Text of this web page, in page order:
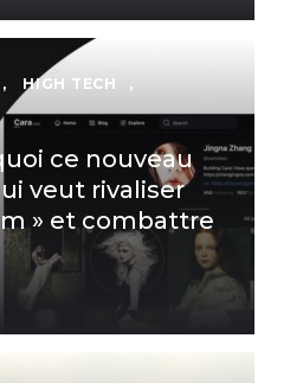
, HIGH TECH
,
ce nouveau
veut rivaliser
» et combattre